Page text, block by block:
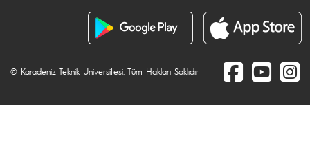
© Karadeniz Teknik Üniversitesi. Tüm Hakları Saklıdır